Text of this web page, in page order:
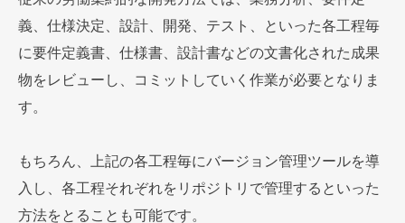
義、仕様決定、設計、開発、テスト、といった各工程毎
に要件定義書、仕様書、設計書などの文書化された成果
物をレビューし、コミットしていく作業が必要となりま
す。
もちろん、上記の各工程毎にバージョン管理ツールを導
入し、各工程それぞれをリポジトリで管理するといった
方法をとることも可能です。